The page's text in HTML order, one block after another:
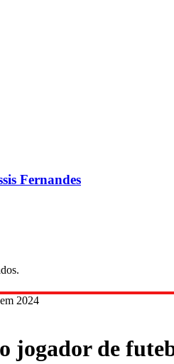
Fernandes
2024
jogador de